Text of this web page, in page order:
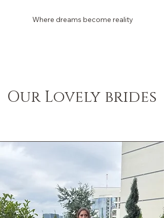
Where dreams become reality
Our Lovely brides